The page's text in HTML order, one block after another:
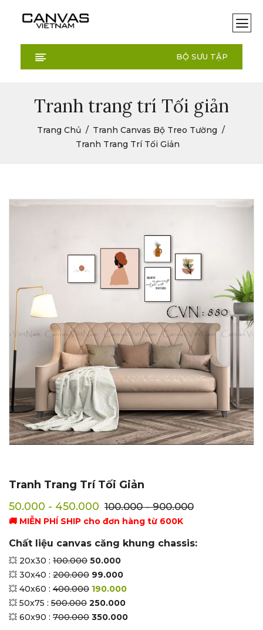
BỘ SƯU TẬP
Tranh trang trí Tối giản
Trang Chủ
Tranh Canvas Bộ Treo Tường
Tranh Trang Trí Tối Giản
Tranh Trang Trí Tối Giản
50.000 - 450.000 100.000 - 900.000
🚚 MIỄN PHÍ SHIP cho đơn hàng từ 600K
Chất liệu canvas căng khung chassis:
💥 20x30 : 100.000 50.000
💥 30x40 : 200.000 99.000
💥 40x60 : 400.000 190.000
💥 50x75 : 500.000 250.000
💥 60x90 : 700.000 350.000